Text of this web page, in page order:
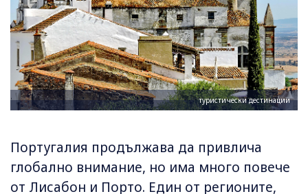
туристически дестинации
Португалия продължава да привлича
глобално внимание, но има много повече
от Лисабон и Порто. Един от регионите,